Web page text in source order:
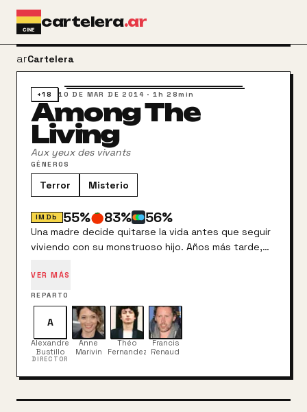
Ir al contenido principal
cartelera.ar
arrow_back
Cartelera
+18 10 DE MAR DE 2014 ·1h 28min
Among The
Living
Aux yeux des vivants
GÉNEROS
Terror Misterio
IMDb 55% 83% 56%
Una madre decide quitarse la vida antes que seguir
viviendo con su monstruoso hijo. Años más tarde,
estudio de cine abandonado donde vive la bestia,
que hará todo menos dejarlos tranquilos.
VER MÁS
REPARTO
A
Alexandre
Bustillo
DIRECTOR
Anne
Marivin
Théo
Fernandez
Francis
Renaud